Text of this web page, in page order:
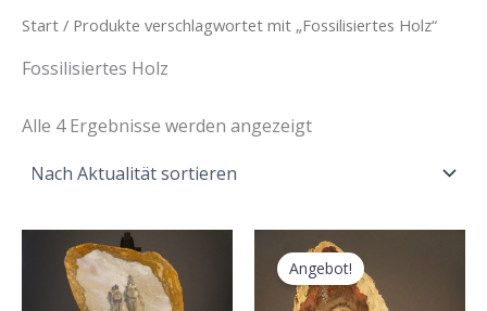
Start / Produkte verschlagwortet mit „Fossilisiertes Holz“
Fossilisiertes Holz
Alle 4 Ergebnisse werden angezeigtNach
Angebot!